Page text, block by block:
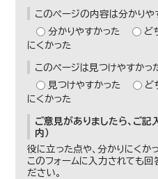
このページの内容は分かりや
分かりやすかった
ど
にくかった
このページは見つけやすかっ
見つけやすかった
ど
にくかった
ご意見がありましたら、ご記
内）
役に立った点や、分かりにくか
このフォームに入力されても回
ださい。